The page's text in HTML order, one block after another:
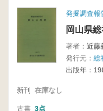
発掘調査報
岡山県
著者： 近
発行元： 総
出版年：
新刊 在庫なし
古書 3点